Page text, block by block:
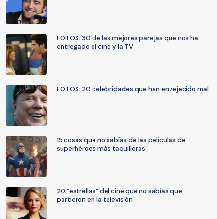
FOTOS: 30 de las mejores parejas que nos ha
entregado el cine y la TV
FOTOS: 20 celebridades que han envejecido mal
15 cosas que no sabías de las películas de
superhéroes más taquilleras
20 “estrellas” del cine que no sabías que
partieron en la televisión